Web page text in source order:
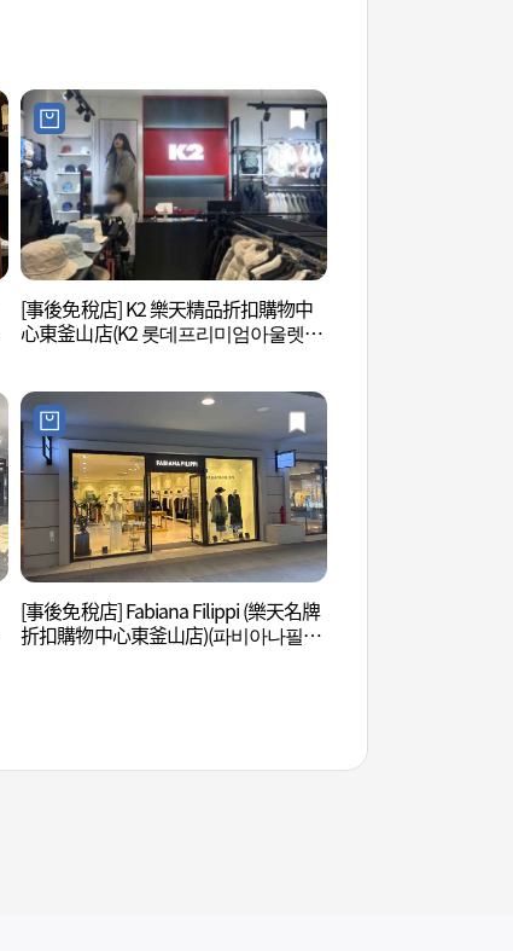
[事後免稅店] K2 樂天精品折扣購物中
心東釜山店(K2 롯데프리미엄아울렛 동
[事後免稅店] Fabiana Filippi (樂天名牌
折扣購物中心東釜山店)(파비아나필리